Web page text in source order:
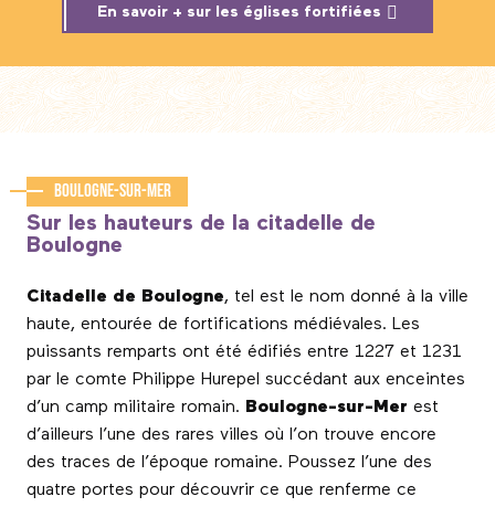
En savoir + sur les églises fortifiées
Boulogne-sur-Mer
Sur les hauteurs de la citadelle de
Boulogne
Citadelle de Boulogne, tel est le nom donné à la ville
haute, entourée de fortifications médiévales. Les
puissants remparts ont été édifiés entre 1227 et 1231
par le comte Philippe Hurepel succédant aux enceintes
d’un camp militaire romain. Boulogne-sur-Mer est
d’ailleurs l’une des rares villes où l’on trouve encore
des traces de l’époque romaine. Poussez l’une des
quatre portes pour découvrir ce que renferme ce